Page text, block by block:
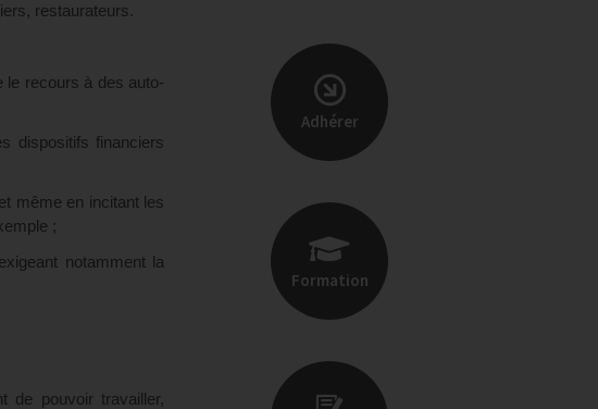
restaurateurs.
le recours à des auto-
dispositifs financiers
même en incitant les
;
notamment la
de pouvoir travailler,
Adhérer
Formation